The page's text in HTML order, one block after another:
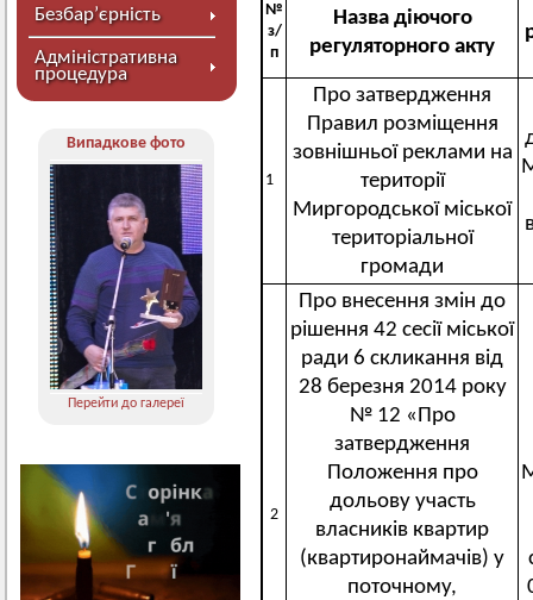
Безбар’єрність
Адміністративна
процедура
Випадкове фото
Перейти до галереї
№
з/
п
Назва діючого
регуляторного акту
1
Про затвердження
Правил розміщення
зовнішньої реклами на
території
Миргородської міської
територіальної
громади
2
Про внесення змін до
рішення 42 сесії міської
ради 6 скликання від
28 березня 2014 року
№ 12 «Про
затвердження
Положення про
дольову участь
власників квартир
(квартиронаймачів) у
поточному,